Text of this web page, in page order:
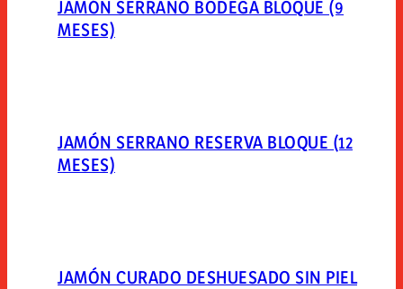
JAMÓN SERRANO BODEGA BLOQUE (9
MESES)
JAMÓN SERRANO RESERVA BLOQUE (12
MESES)
JAMÓN CURADO DESHUESADO SIN PIEL